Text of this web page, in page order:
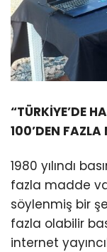
“TÜRKİYE’DE
100’DEN
1980 yılındı
fazla madde
söylenmiş bir
fazla olabilir
internet